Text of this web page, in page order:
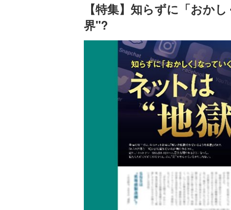
【特集】知らずに「おか
界"?